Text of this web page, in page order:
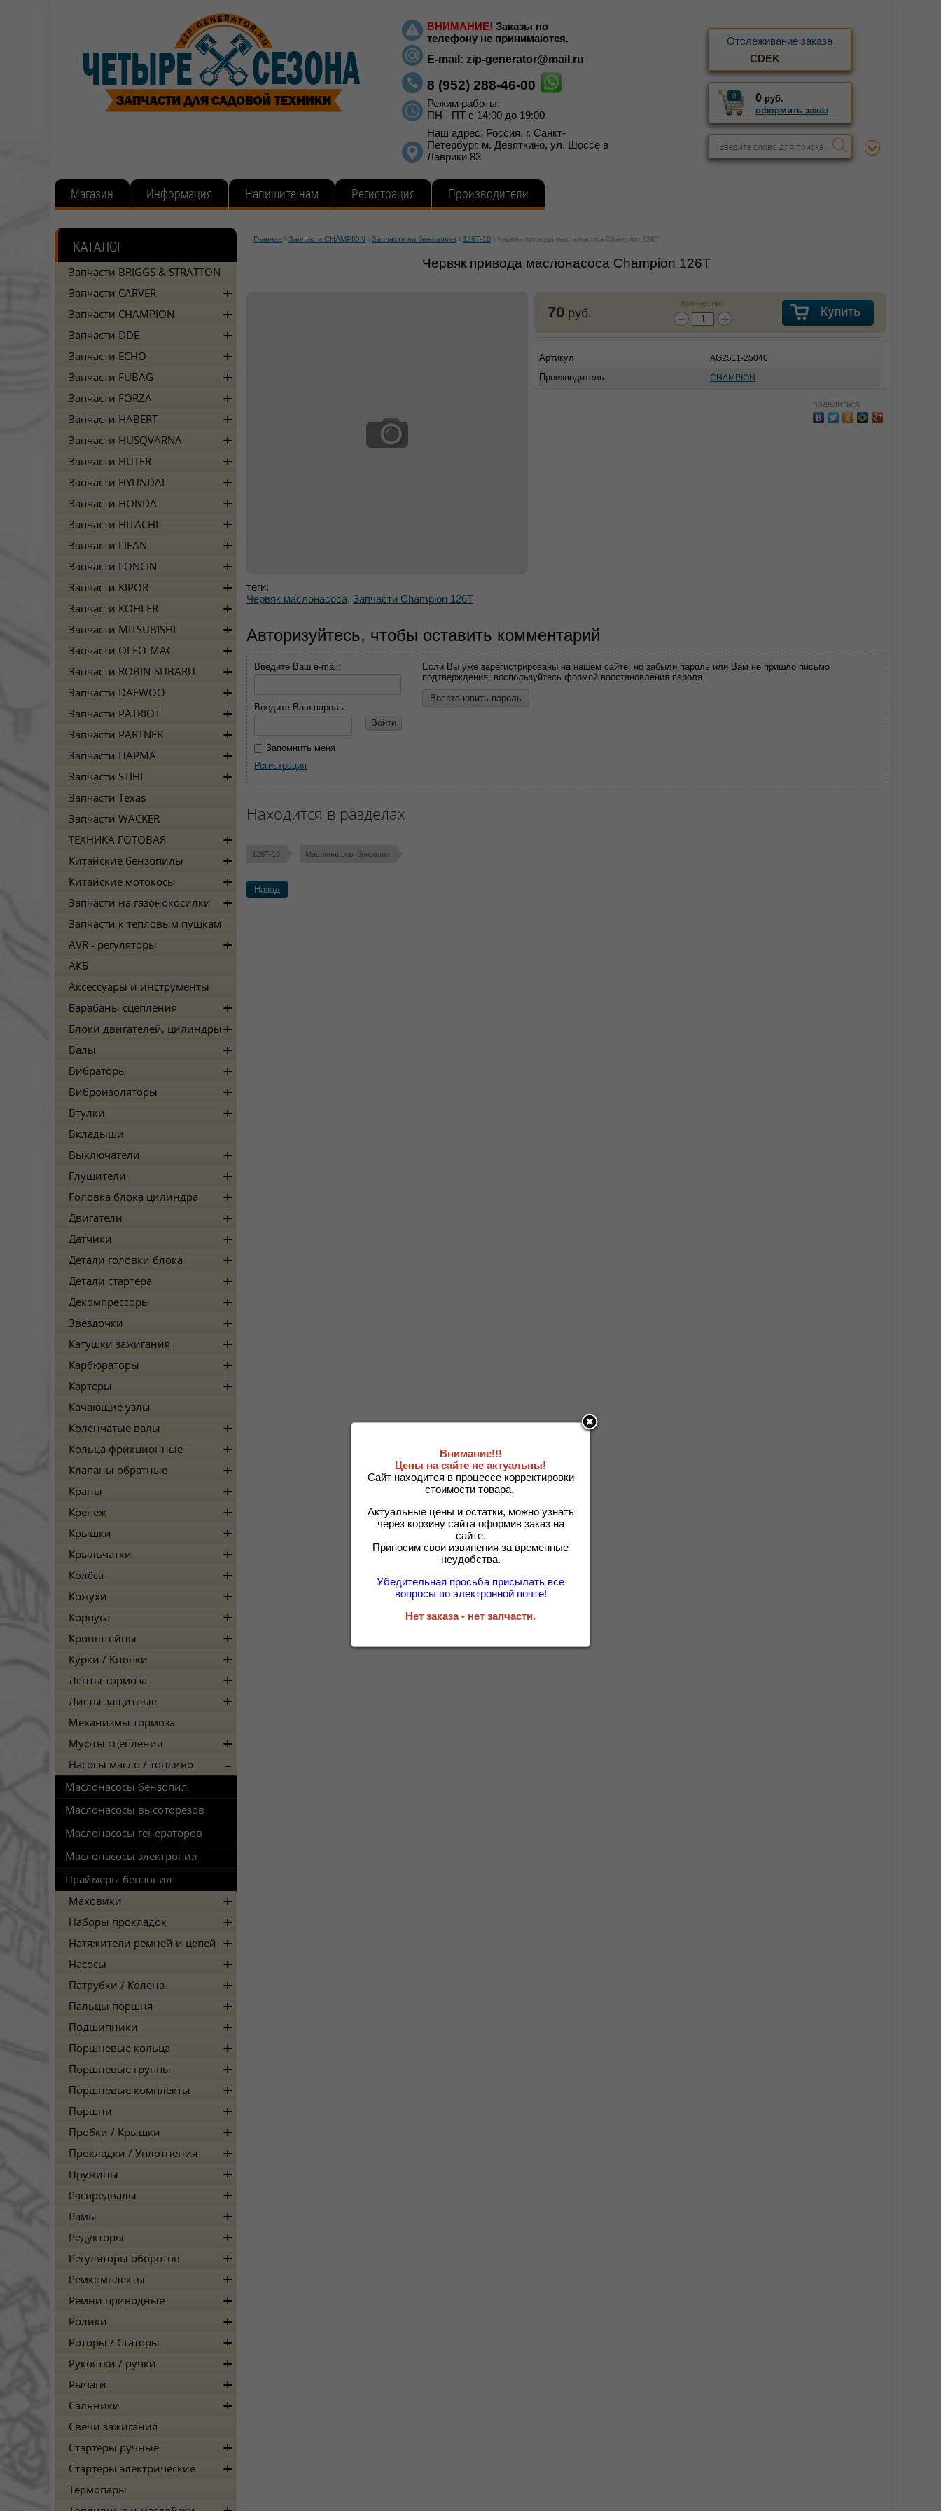
Магазин Информация Напишите нам Регистрация Производители
8 (952) 288-46-00
ВНИМАНИЕ! Заказы по
телефону не принимаются.
E-mail: zip-generator@mail.ru
Режим работы:
ПН - ПТ с 14:00 до 19:00
Наш адрес: Россия, г. Санкт-
Петербург, м. Девяткино, ул. Шоссе в
Лаврики 83
Отслеживание заказа
CDEK
0 0 руб.
оформить заказ
Главная \ Запчасти CHAMPION \ Запчасти на бензопилы \ 126T-10 \ Червяк привода маслонасоса Champion 126Т
Червяк привода маслонасоса Champion 126Т
70 руб.
Количество:
− +
Артикул AG2511-25040
Производитель CHAMPION
поделиться
теги:
Червяк маслонасоса, Запчасти Champion 126Т
Авторизуйтесь, чтобы оставить комментарий
Введите Ваш e-mail:
Введите Ваш пароль:
Войти
Запомнить меня
Регистрация
Если Вы уже зарегистрированы на нашем сайте, но забыли пароль или Вам не пришло письмо
подтверждения, воспользуйтесь формой восстановления пароля.
Восстановить пароль
Находится в разделах
126T-10 Маслонасосы бензопил
Назад
Запчасти BRIGGS & STRATTON
Запчасти CARVER
Запчасти CHAMPION
Запчасти DDE
Запчасти ECHO
Запчасти FUBAG
Запчасти FORZA
Запчасти HABERT
Запчасти HUSQVARNA
Запчасти HUTER
Запчасти HYUNDAI
Запчасти HONDA
Запчасти HITACHI
Запчасти LIFAN
Запчасти LONCIN
Запчасти KIPOR
Запчасти KOHLER
Запчасти MITSUBISHI
Запчасти OLEO-MAC
Запчасти ROBIN-SUBARU
Запчасти DAEWOO
Запчасти PATRIOT
Запчасти PARTNER
Запчасти ПАРМА
Запчасти STIHL
Запчасти Texas
Запчасти WACKER
ТЕХНИКА ГОТОВАЯ
Китайские бензопилы
Китайские мотокосы
Запчасти на газонокосилки
Запчасти к тепловым пушкам
AVR - регуляторы
АКБ
Аксессуары и инструменты
Барабаны сцепления
Блоки двигателей, цилиндры
Валы
Вибраторы
Виброизоляторы
Втулки
Вкладыши
Выключатели
Глушители
Головка блока цилиндра
Двигатели
Датчики
Детали головки блока
Детали стартера
Декомпрессоры
Звездочки
Катушки зажигания
Карбюраторы
Картеры
Качающие узлы
Коленчатые валы
Кольца фрикционные
Клапаны обратные
Краны
Крепеж
Крышки
Крыльчатки
Колёса
Кожухи
Корпуса
Кронштейны
Курки / Кнопки
Ленты тормоза
Листы защитные
Механизмы тормоза
Муфты сцепления
Насосы масло / топливо
Маслонасосы бензопил
Маслонасосы высоторезов
Маслонасосы генераторов
Маслонасосы электропил
Праймеры бензопил
Маховики
Наборы прокладок
Натяжители ремней и цепей
Насосы
Патрубки / Колена
Пальцы поршня
Подшипники
Поршневые кольца
Поршневые группы
Поршневые комплекты
Поршни
Пробки / Крышки
Прокладки / Уплотнения
Пружины
Распредвалы
Рамы
Редукторы
Регуляторы оборотов
Ремкомплекты
Ремни приводные
Ролики
Роторы / Статоры
Рукоятки / ручки
Рычаги
Сальники
Свечи зажигания
Стартеры ручные
Стартеры электрические
Термопары
Внимание!!!
Цены на сайте не актуальны!
Сайт находится в процессе корректировки
стоимости товара.
Актуальные цены и остатки, можно узнать
через корзину сайта оформив заказ на
сайте.
Приносим свои извинения за временные
неудобства.
Убедительная просьба присылать все
вопросы по электронной почте!
Нет заказа - нет запчасти.